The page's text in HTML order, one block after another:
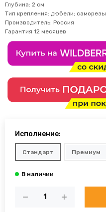
Глубина: 2 см
Тип крепления: дюбели; саморезы
Производитель: Россия
Гарантия 12 месяцев
Исполнение:
Стандарт Премиум